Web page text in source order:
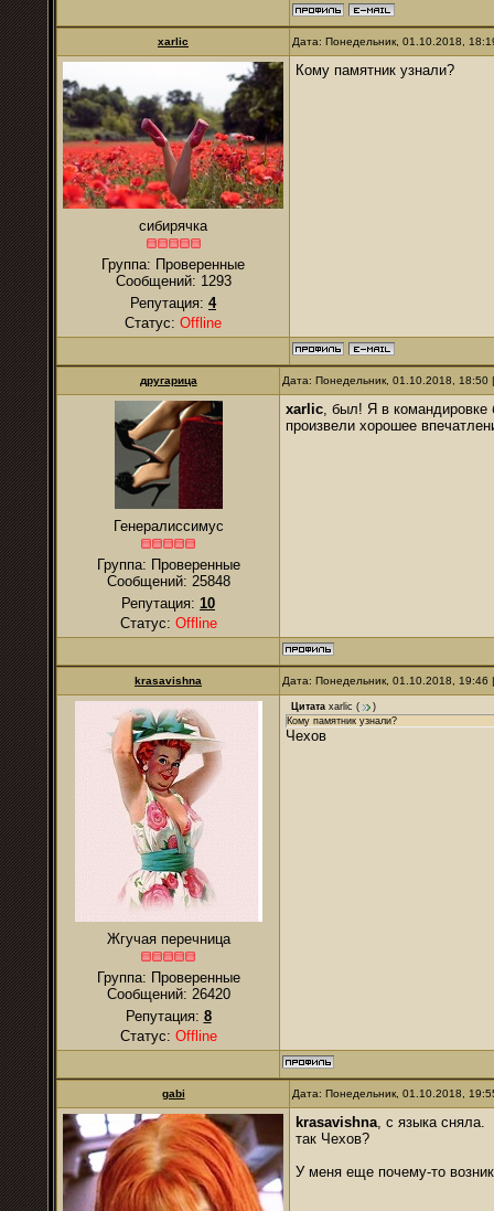
xarlic Дата: Понедельник, 01.10.2018,
сибирячка
Группа: Проверенные
Сообщений: 1293
Репутация: 4
Статус: Offline
Кому памятник узнали?
другарица Дата: Понедельник, 01.10.2018,
Генералиссимус
Группа: Проверенные
Сообщений: 25848
Репутация: 10
Статус: Offline
xarlic, был! Я в
произвели хорошее
krasavishna Дата: Понедельник, 01.10.2018,
Жгучая перечница
Группа: Проверенные
Сообщений: 26420
Репутация: 8
Статус: Offline
Цитата xarlic (
)
Кому памятник узнали?
Чехов
gabi Дата: Понедельник, 01.10.2018,
krasavishna, с языка сняла.
так Чехов?
У меня еще почему-то